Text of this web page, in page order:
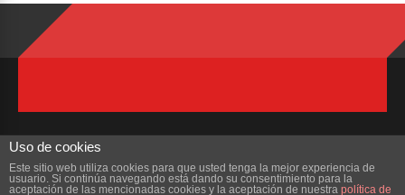
Copyright © 2023 ZonaMMORPG.com. Todos los derechos reservados
Uso de cookies
Este sitio web utiliza cookies para que usted tenga la mejor experiencia de
usuario. Si continúa navegando está dando su consentimiento para la
aceptación de las mencionadas cookies y la aceptación de nuestra política de